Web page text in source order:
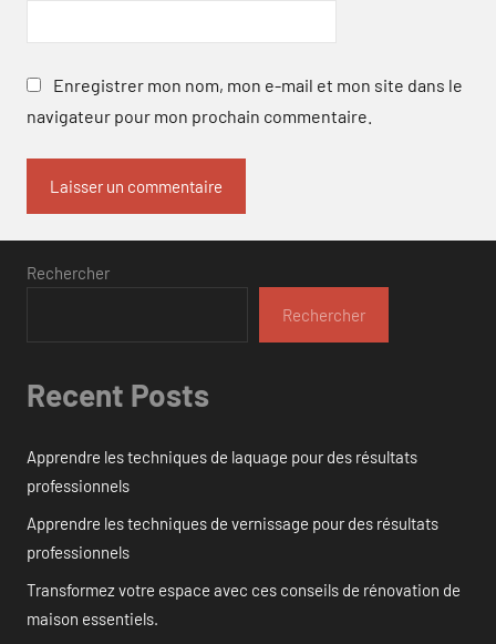
Enregistrer mon nom, mon e-mail et mon site dans le
navigateur pour mon prochain commentaire.
Rechercher
Rechercher
Recent Posts
Apprendre les techniques de laquage pour des résultats
professionnels
Apprendre les techniques de vernissage pour des résultats
professionnels
Transformez votre espace avec ces conseils de rénovation de
maison essentiels.